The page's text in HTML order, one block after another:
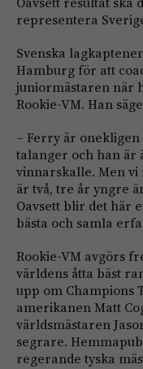
representera
Svenska
Hamburg för att
juniormästaren när
Rookie-VM. Han
– Ferry är
talanger och han är
vinnarskalle. Men vi
är två, tre år yngre
Oavsett blir det här
bästa och samla
Rookie-VM avgörs
världens åtta bäst
upp om Champions
amerikanen Matt
världsmästaren
segrare.
regerande tyska